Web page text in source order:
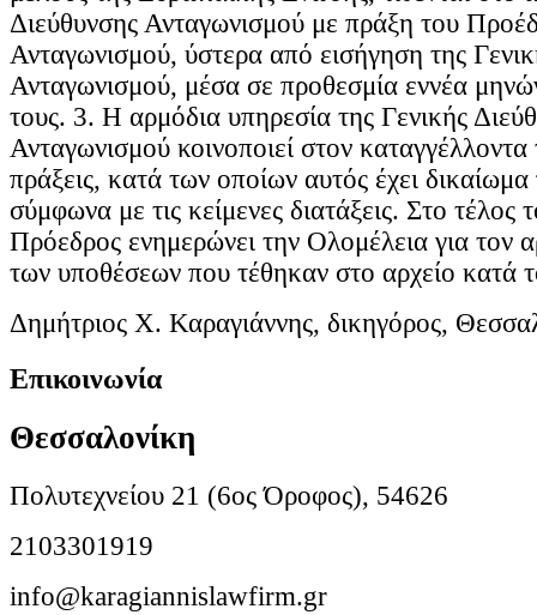
Διεύθυνσης Ανταγωνισμού με πράξη του
Ανταγωνισμού, ύστερα από εισήγηση της
Ανταγωνισμού, μέσα σε προθεσμία εννέα
τους. 3. Η αρμόδια υπηρεσία της Γενικής
Ανταγωνισμού κοινοποιεί στον
πράξεις, κατά των οποίων αυτός έχει
σύμφωνα με τις κείμενες διατάξεις. Στο τέλος
Πρόεδρος ενημερώνει την Ολομέλεια για τον
των υποθέσεων που τέθηκαν στο αρχείο κατά
Δημήτριος Χ. Καραγιάννης, δικηγόρος,
Επικοινωνία
Θεσσαλονίκη
Πολυτεχνείου 21 (6ος Όροφος), 54626
2103301919
info@karagiannislawfirm.gr